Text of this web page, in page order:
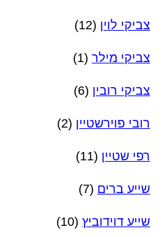
צביקי לוין (12)
צביקי מילר (1)
צביקי רובין (6)
רובי פוירשטיין (2)
רפי שטיין (11)
שייע ברים (7)
שייע דוידוביץ (10)